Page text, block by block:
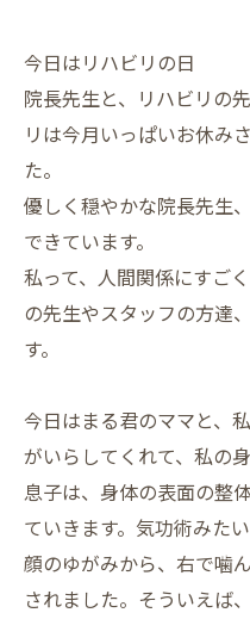
今日はリハビリの日
院長先生と、リハビリの
リは今月いっぱいお休み
た。
優しく穏やかな院長先生
できています。
私って、人間関係にすご
の先生やスタッフの方達
す。
今日はまる君のママと、
がいらしてくれて、私の
息子は、身体の表面の整
ていきます。気功術みた
顔のゆがみから、右で噛
されました。そういえば